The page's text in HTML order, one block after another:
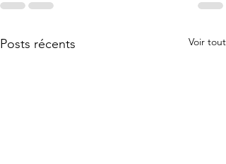
Posts récents Voir tout